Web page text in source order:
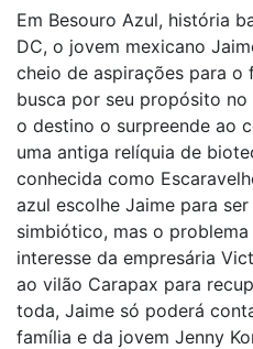
Em Besouro Azul, história
DC, o jovem mexicano
cheio de aspirações para o
busca por seu propósito
o destino o surpreende ao
uma antiga relíquia de
conhecida como
azul escolhe Jaime para
simbiótico, mas o
interesse da empresária
ao vilão Carapax para
toda, Jaime só poderá
família e da jovem Jenny